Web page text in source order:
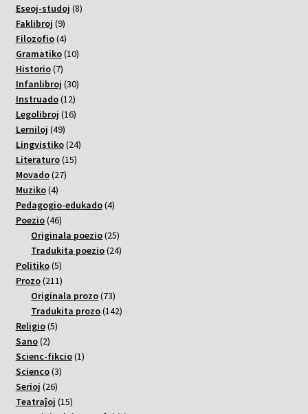
Eseoj-studoj 88
Faklibroj 99
varoj
Filozofio 44
varoj
Gramatiko 1010
Historio 77
varoj
Infanlibroj 3030
Instruado 1212
varoj
Legolibroj 1616
Lerniloj 4949
varoj
Lingvistiko 2424
Literaturo 1515
Movado 2727
Muziko 44
varoj
Pedagogio-edukado 44
Poezio 4646
varoj
Originala poezio 2525
varoj
Tradukita poezio 2424
Politiko 55
varoj
Prozo 211211
varoj
Originala prozo 7373
varoj
Tradukita prozo 142142
Religio 55
Sano 22
varoj
Scienc-fikcio 11
Scienco 33
Serioj 2626
varoj
Teatraĵoj 1515